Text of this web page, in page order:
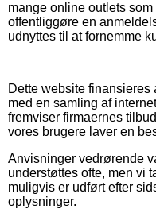
mange online outlets
offentliggøre en
udnyttes til at fornemme
Dette website finansieres
med en samling af
fremviser firmaernes
vores brugere laver en
Anvisninger vedrørende
understøttes ofte, men vi
muligvis er udført efter
oplysninger.